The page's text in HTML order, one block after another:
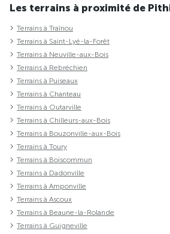
Les terrains à proximité de
Terrains à Traînou
Terrains à Saint-Lyé-la-Forêt
Terrains à Neuville-aux-Bois
Terrains à Rebréchien
Terrains à Puiseaux
Terrains à Chanteau
Terrains à Outarville
Terrains à Chilleurs-aux-Bois
Terrains à Bouzonville-aux-Bois
Terrains à Toury
Terrains à Boiscommun
Terrains à Dadonville
Terrains à Amponville
Terrains à Ascoux
Terrains à Beaune-la-Rolande
Terrains à Guigneville